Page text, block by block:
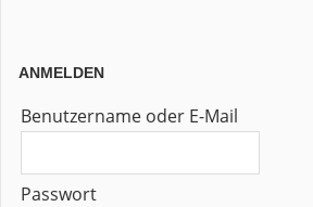
ANMELDEN
Benutzername oder E-Mail
Passwort